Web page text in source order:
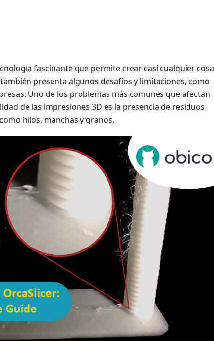
fascinante que permite crear casi cualquier cosa
presenta algunos desafíos y limitaciones, como
Uno de los problemas más comunes que afectan
de las impresiones 3D es la presencia de residuos
hilos, manchas y granos.